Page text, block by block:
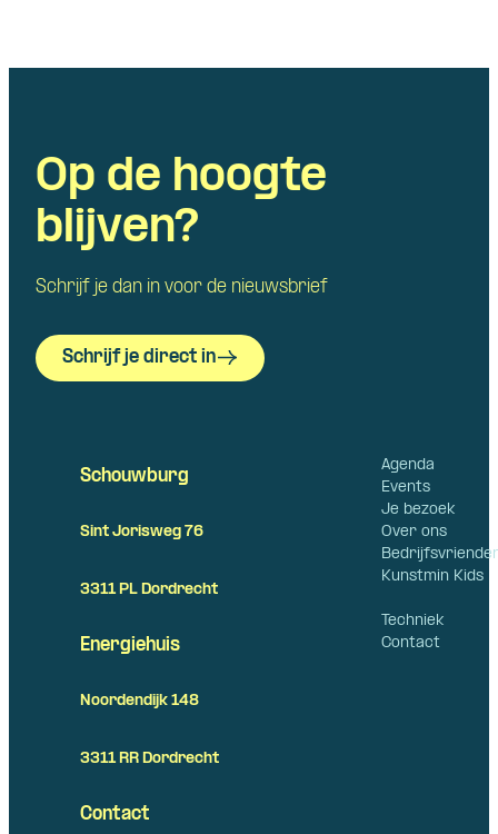
Op de hoogte
blijven?
Schrijf je dan in voor de nieuwsbrief
Schrijf je direct in
Agenda
Events
Je bezoek
Over ons
Kunstmin Kids
Techniek
Contact
Schouwburg
Sint Jorisweg 76
3311 PL Dordrecht
Energiehuis
Noordendijk 148
3311 RR Dordrecht
Contact